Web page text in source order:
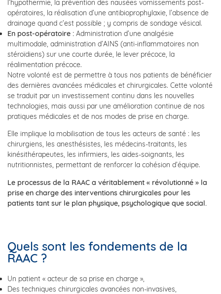
l’hypothermie, la prévention des nausées vomissements post-
opératoires, la réalisation d’une antibioprophylaxie, l’absence de
drainage quand c’est possible ; y compris de sondage vésical.
En post-opératoire : Administration d’une analgésie
multimodale, administration d’AINS (anti-inflammatoires non
stéroïdiens) sur une courte durée, le lever précoce, la
réalimentation précoce.
Notre volonté est de permettre à tous nos patients de bénéficier
des dernières avancées médicales et chirurgicales. Cette volonté
se traduit par un investissement continu dans les nouvelles
technologies, mais aussi par une amélioration continue de nos
pratiques médicales et de nos modes de prise en charge.
Elle implique la mobilisation de tous les acteurs de santé : les
chirurgiens, les anesthésistes, les médecins-traitants, les
kinésithérapeutes, les infirmiers, les aides-soignants, les
nutritionnistes, permettant de renforcer la cohésion d’équipe.
Le processus de la RAAC a véritablement « révolutionné » la
prise en charge des interventions chirurgicales pour les
patients tant sur le plan physique, psychologique que social.
Quels sont les fondements de la
RAAC ?
Un patient « acteur de sa prise en charge »,
Des techniques chirurgicales avancées non-invasives,